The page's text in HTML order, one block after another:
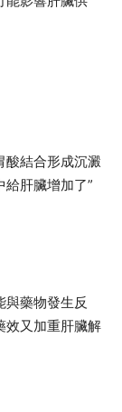
酸結合形成沉澱
肝臟增加了”
與藥物發生反
效又加重肝臟解